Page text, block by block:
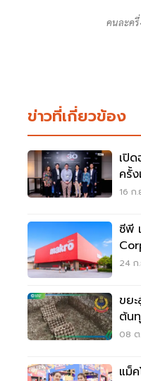
คนละครึ่
ข่าวที่เกี่ยวข้อง
เปิ
ครั้
เจีย
16 ก
ซีพี
“แ
24 ก
ขย
ต้น
อา
08
แม็